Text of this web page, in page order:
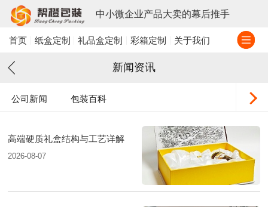
中小微企业产品大卖的幕后推手
首页 纸盒定制 礼品盒定制 彩箱定制 关于我们
新闻资讯
公司新闻 包装百科
高端硬质礼盒结构与工艺详解
2026-08-07